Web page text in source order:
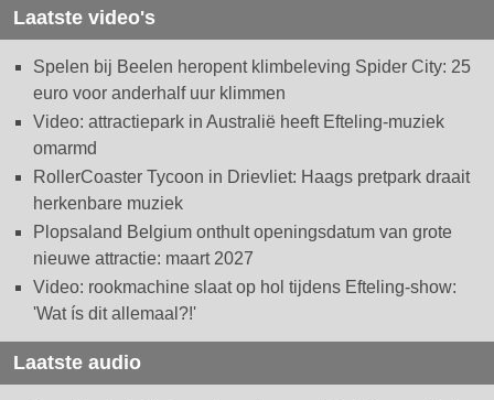
Laatste video's
Spelen bij Beelen heropent klimbeleving Spider City: 25
euro voor anderhalf uur klimmen
Video: attractiepark in Australië heeft Efteling-muziek
omarmd
RollerCoaster Tycoon in Drievliet: Haags pretpark draait
herkenbare muziek
Plopsaland Belgium onthult openingsdatum van grote
nieuwe attractie: maart 2027
Video: rookmachine slaat op hol tijdens Efteling-show:
'Wat ís dit allemaal?!'
Laatste audio